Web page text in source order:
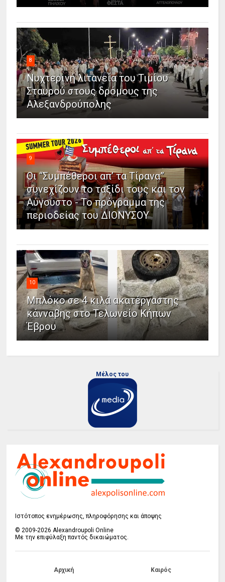
8
Νυχτερινή λιτανεία του Τιμίου
Σταυρού στους δρόμους της
Αλεξανδρούπολης
9
Οι “Συμπέθεροι απ’ τα Τίρανα”
συνεχίζουν το ταξίδι τους και τον
Αύγουστο - Το πρόγραμμα της
περιοδείας του ΔΙΟΝΥΣΟΥ
10
Μπλόκο σε 4 κιλά ακατέργαστης
κάνναβης στο Τελωνείο Κήπων
Έβρου
Μέλος του
Ιστότοπος ενημέρωσης, πληροφόρησης και άποψης
© 2009-2026 Alexandroupoli Online
Με την επιφύλαξη παντός δικαιώματος.
Αρχική Καιρός